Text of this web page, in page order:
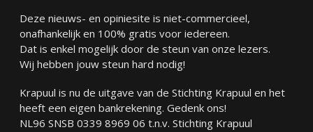
Deze nieuws- en opiniesite is niet-commercieel,
onafhankelijk en 100% gratis voor iedereen.
Dat is enkel mogelijk door de steun van onze lezers.
Wij hebben jouw steun hard nodig!
Krapuul is nu de uitgave van de Stichting Krapuul en het
heeft een eigen bankrekening. Gedenk ons!
NL96 SNSB 0339 8969 06 t.n.v. Stichting Krapuul